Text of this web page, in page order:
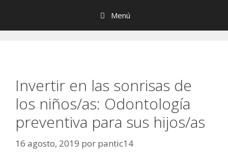
contenido
Menú
Invertir en las sonrisas de
los niños/as: Odontología
preventiva para sus hijos/as
16 agosto, 2019 por pantic14